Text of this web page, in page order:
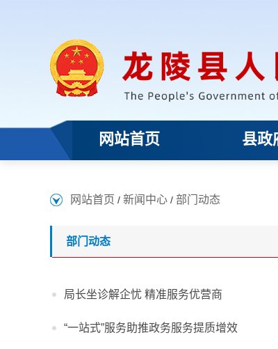
网站首页 县政
网站首页 / 新闻中心 / 部门动态
部门动态
局长坐诊解企忧 精准服务优营商
“一站式”服务助推政务服务提质增效